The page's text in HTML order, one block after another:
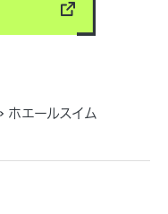
ホエールスイム